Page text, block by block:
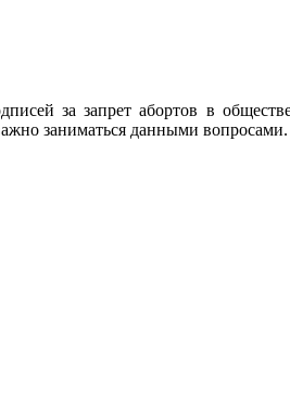
за запрет абортов в
заниматься данными вопросами.